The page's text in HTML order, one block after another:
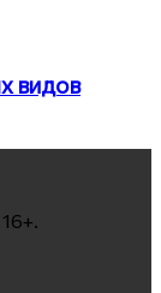
видов